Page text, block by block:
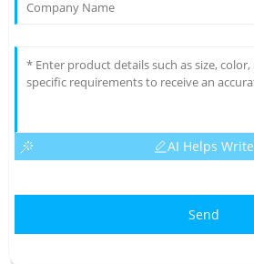
AI Helps Write
Send